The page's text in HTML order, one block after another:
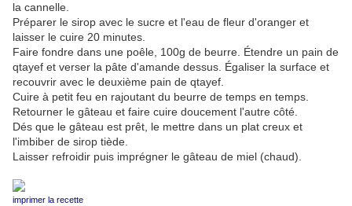
la cannelle.
Préparer le sirop avec le sucre et l'eau de fleur d'oranger et
laisser le cuire 20 minutes.
Faire fondre dans une poêle, 100g de beurre. Étendre un pain de
qtayef et verser la pâte d'amande dessus. Égaliser la surface et
recouvrir avec le deuxième pain de qtayef.
Cuire à petit feu en rajoutant du beurre de temps en temps.
Retourner le gâteau et faire cuire doucement l'autre côté.
Dés que le gâteau est prêt, le mettre dans un plat creux et
l'imbiber de sirop tiède.
Laisser refroidir puis imprégner le gâteau de miel (chaud).
imprimer la recette